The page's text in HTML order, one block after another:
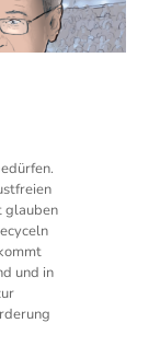
glauben
und in